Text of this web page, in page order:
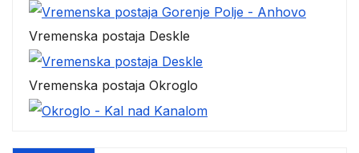
Vremenska postaja Deskle
Vremenska postaja Okroglo